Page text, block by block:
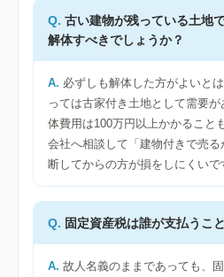
古い建物が残っている土地
解体すべきでしょうか？
必ずしも解体した方がよいと
っては古家付き土地として需要
体費用は100万円以上かかること
会社へ相談して「建物付きで売
断してからの方が損をしにくいで
固定資産税は誰が支払うこ
故人名義のままであっても、